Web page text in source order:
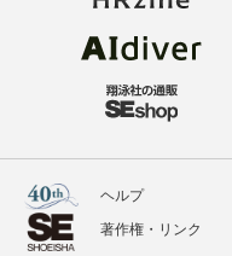
ヘルプ
著作権・リンク